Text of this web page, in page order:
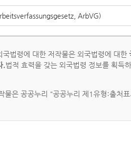
ArbVG)
법령에 대한 저작물은 외국법령에 대한
.법적 효력을 갖는 외국법령 정보를 획득
물은 공공누리 "공공누리 제1유형:출처